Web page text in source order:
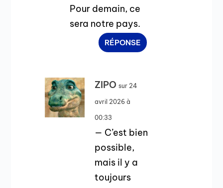
Pour demain, ce
sera notre pays.
RÉPONSE
ZIPO sur 24
avril 2026 à
00:33
— C’est bien
possible,
mais il y a
toujours